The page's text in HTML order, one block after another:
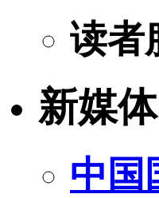
读者
新媒体
中国